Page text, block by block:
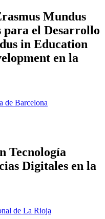
Mundus
para el Desarrollo
in Education
en la
de Barcelona
Tecnología
Digitales en la
de La Rioja